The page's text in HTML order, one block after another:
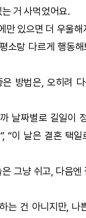
거 사먹었어요.
만 있으면 더 우울해
소랑 다르게 행동
방법은, 오히려 다
날짜별로 길일이
“이 날은 결혼 택일
그냥 쉬고, 다음엔
는 건 아니지만, 나